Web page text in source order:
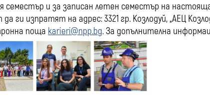
семестър и за записан летен семестър на
ги изпратят на адрес: 3321 гр. Козлодуй, „АЕЦ
поща karieri@npp.bg. За допълнителна